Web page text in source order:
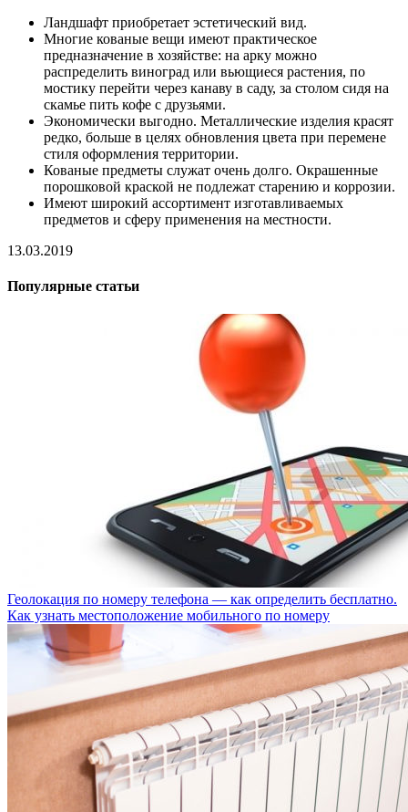
Ландшафт приобретает эстетический вид.
Многие кованые вещи имеют практическое
предназначение в хозяйстве: на арку можно
распределить виноград или вьющиеся растения, по
мостику перейти через канаву в саду, за столом сидя на
скамье пить кофе с друзьями.
Экономически выгодно. Металлические изделия красят
редко, больше в целях обновления цвета при перемене
стиля оформления территории.
Кованые предметы служат очень долго. Окрашенные
порошковой краской не подлежат старению и коррозии.
Имеют широкий ассортимент изготавливаемых
предметов и сферу применения на местности.
13.03.2019
Популярные статьи
Геолокация по номеру телефона — как определить бесплатно.
Как узнать местоположение мобильного по номеру